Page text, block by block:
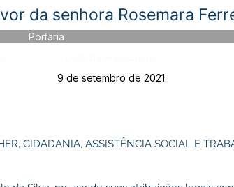
da senhora Rosemara
Portaria
9 de setembro de 2021
CIDADANIA, ASSISTÊNCIA SOCIAL E